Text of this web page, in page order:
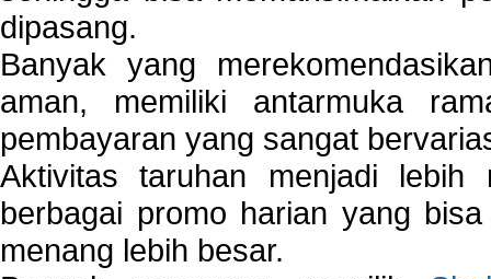
dipasang.
Banyak yang
aman, memiliki antarmuka
pembayaran yang sangat
Aktivitas taruhan menjadi
berbagai promo harian yang
menang lebih besar.